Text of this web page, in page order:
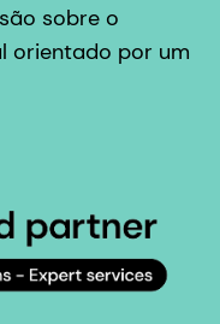
sobre o
orientado por um